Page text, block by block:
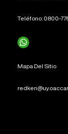
Teléfono: 0800-
Mapa Del Sitio